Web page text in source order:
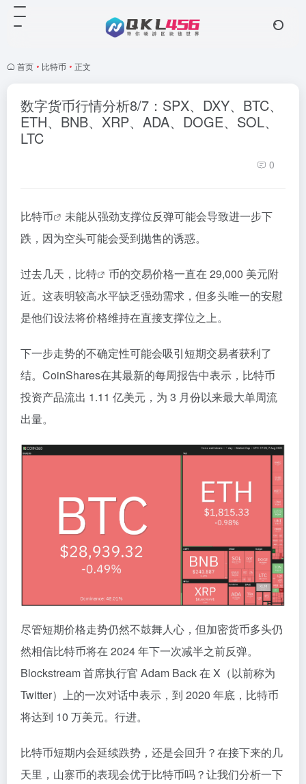
首页 • 比特币 • 正文
数字货币行情分析8/7：SPX、DXY、BTC、
ETH、BNB、XRP、ADA、DOGE、SOL、
LTC
0
比特币
未能从强劲支撑位反弹可能会导致进一步下
跌，因为空头可能会受到抛售的诱惑。
过去几天， 比特
币的交易价格一直在 29,000 美元附
近。这表明较高水平缺乏强劲需求，但多头唯一的安慰
是他们设法将价格维持在直接支撑位之上。
下一步走势的不确定性可能会吸引短期交易者获利了
结。CoinShares在其最新的每周报告中表示，比特币
投资产品流出 1.11 亿美元，为 3 月份以来最大单周流
出量。
尽管短期价格走势仍然不鼓舞人心，但加密货币多头仍
然相信比特币将在 2024 年下一次减半之前反弹。
Blockstream 首席执行官 Adam Back 在 X（以前称为
Twitter）上的一次对话中表示，到 2020 年底，比特币
将达到 10 万美元。行进。
比特币短期内会延续跌势，还是会回升？在接下来的几
天里，山寨币的表现会优于比特币吗？让我们分析一下